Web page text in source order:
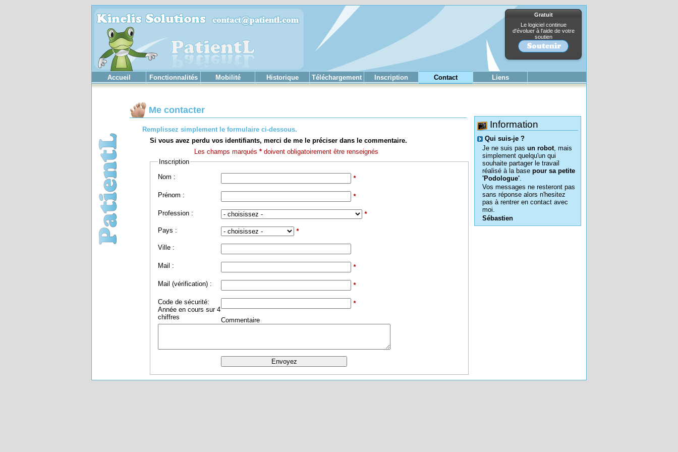
Gratuit
Le logiciel continue
d'évoluer à l'aide de votre
soutien
Accueil Fonctionnalités Mobilité Historique Téléchargement Inscription Contact Liens
Me contacter
Remplissez simplement le formulaire ci-dessous.
Si vous avez perdu vos identifiants, merci de me le préciser dans le commentaire.
Les champs marqués *doivent obligatoirement être renseignés
Inscription
Nom :
*
Prénom : *
Profession : *
Pays : *
Ville :
Mail : *
Mail (vérification) : *
Code de sécurité:
Année en cours sur 4
chiffres
*
Commentaire
Information
Qui suis-je ?
Je ne suis pas un robot, mais
simplement quelqu'un qui
souhaite partager le travail
réalisé à la base pour sa petite
'Podologue'.
Vos messages ne resteront pas
sans réponse alors n'hesitez
pas à rentrer en contact avec
moi.
Sébastien